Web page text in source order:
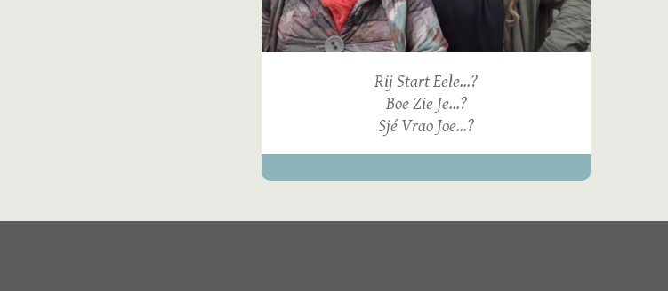
Rij Start Eele...?
Boe Zie Je...?
Sjé Vrao Joe...?